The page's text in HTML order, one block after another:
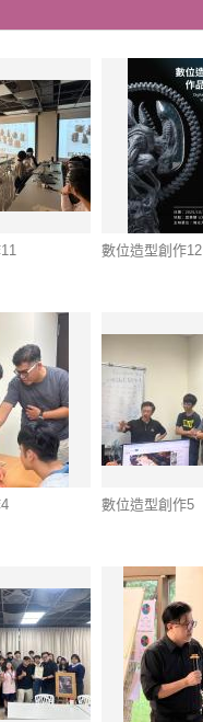
數位造型創作12
數位造型創作5